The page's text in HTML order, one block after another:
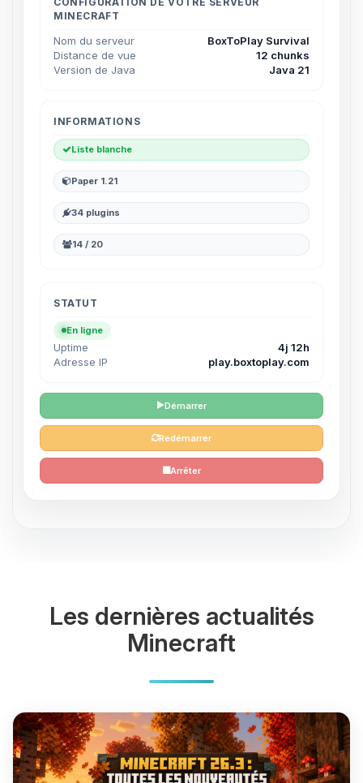
MINECRAFT
Nom du serveur
BoxToPlay Survival
Distance de vue
12 chunks
Version de Java
Java 21
INFORMATIONS
Liste blanche
Paper 1.21
34 plugins
14 / 20
STATUT
En ligne
Uptime
4j 12h
Adresse IP
play.boxtoplay.com
Démarrer
Redémarrer
Arrêter
Les dernières actualités
Minecraft
assistant BoxToPlay. Dis-moi ce dont
tu as besoin et je vais remuer mes
petits circuits pour t’aider.
09/08/2026 à 07:49